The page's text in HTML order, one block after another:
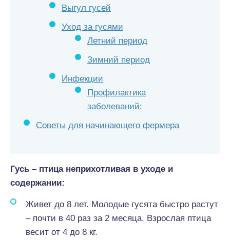
Выгул гусей
Уход за гусями
Летний период
Зимний период
Инфекции
Профилактика
заболеваний:
Советы для начинающего фермера
Гусь – птица неприхотливая в уходе и
содержании:
Живет до 8 лет. Молодые гусята быстро растут
– почти в 40 раз за 2 месяца. Взрослая птица
весит от 4 до 8 кг.